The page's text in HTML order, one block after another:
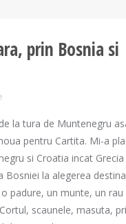
prin Bosnia si
la tura de Muntenegru
pentru Cartita. Mi-a
si Croatia incat
Bosniei la alegerea
padure, un munte, un rau
scaunele, masuta,